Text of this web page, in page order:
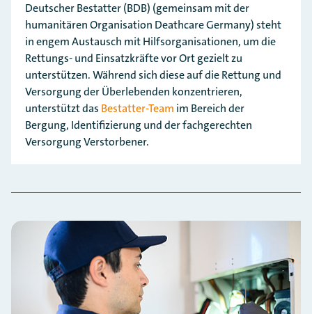
Deutscher Bestatter (BDB) (gemeinsam mit der
humanitären Organisation Deathcare Germany) steht
in engem Austausch mit Hilfsorganisationen, um die
Rettungs- und Einsatzkräfte vor Ort gezielt zu
unterstützen. Während sich diese auf die Rettung und
Versorgung der Überlebenden konzentrieren,
unterstützt das Bestatter-Team im Bereich der
Bergung, Identifizierung und der fachgerechten
Versorgung Verstorbener.